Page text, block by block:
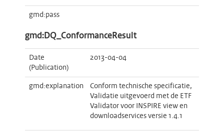
gmd:pass
gmd:DQ_ConformanceResult
Date
(Publication)
2013-04-04
gmd:explanation
Conform technische specificatie,
Validatie uitgevoerd met de ETF
Validator voor INSPIRE view en
downloadservices versie 1.4.1